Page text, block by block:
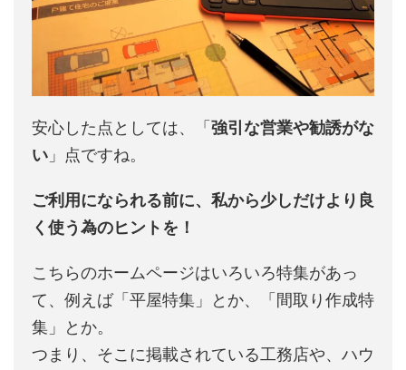
安心した点としては、「強引な営業や勧誘がな
い 」点ですね。
ご利用になられる前に、私から少しだけより良
く使う為のヒントを！
こちらのホームページはいろいろ特集があっ
て、例えば「平屋特集」とか、「間取り作成特
集」とか。
つまり、そこに掲載されている工務店や、ハウ